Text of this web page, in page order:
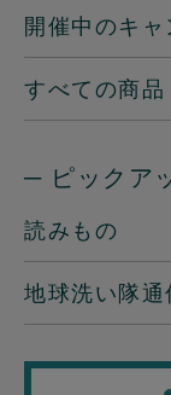
開催中のキャ
すべての商品
─ ピックア
読みもの
地球洗い隊通